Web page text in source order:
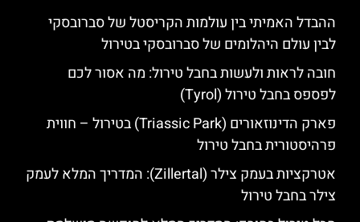
ההבדל האמיתי בין עולמות הקריסטל של סברובסקי
לבין עולם היהלומים של סברובסקי בטירול
חובה לראות ולעשות בחבל טירול: מה אסור לכם
לפספס בחבל טירול (Tyrol)
פארק הדינוזאורים (Triassic Park) בטירול – חווית
פרהיסטורית בחבל טירול
אטרקציות בעמק צילר (Zillertal): המדריך המלא לעמק
צילר בחבל טירול